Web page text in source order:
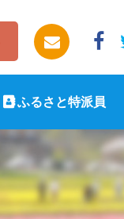
ふるさと特派員